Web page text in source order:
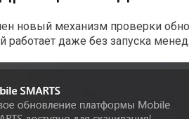
новый механизм проверки
работает даже без запуска